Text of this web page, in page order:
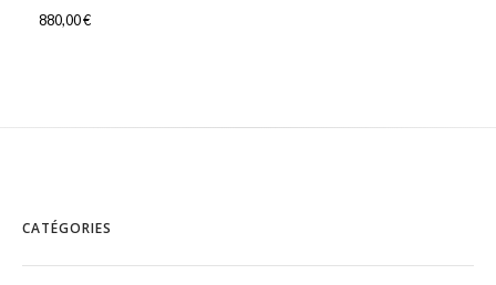
880,00€
CATÉGORIES